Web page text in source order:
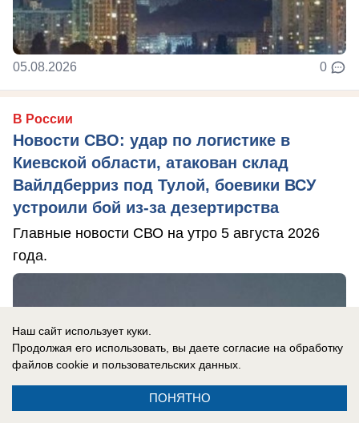
05.08.2026 0
В России
Новости СВО: удар по логистике в
Киевской области, атакован склад
Вайлдберриз под Тулой, боевики ВСУ
устроили бой из-за дезертирства
Главные новости СВО на утро 5 августа 2026
года.
Наш сайт использует куки.
Продолжая его использовать, вы даете согласие на обработку
файлов cookie и пользовательских данных.
ПОНЯТНО